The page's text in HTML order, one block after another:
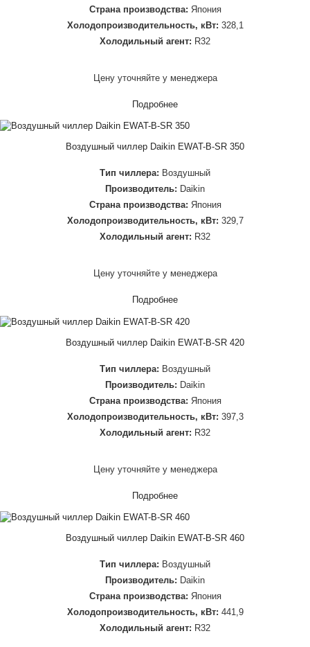
Страна производства: Япония
Холодопроизводительность, кВт: 328,1
Холодильный агент: R32
Цену уточняйте у менеджера
Подробнее
Воздушный чиллер Daikin EWAT-B-SR 350
Тип чиллера: Воздушный
Производитель: Daikin
Страна производства: Япония
Холодопроизводительность, кВт: 329,7
Холодильный агент: R32
Цену уточняйте у менеджера
Подробнее
Воздушный чиллер Daikin EWAT-B-SR 420
Тип чиллера: Воздушный
Производитель: Daikin
Страна производства: Япония
Холодопроизводительность, кВт: 397,3
Холодильный агент: R32
Цену уточняйте у менеджера
Подробнее
Воздушный чиллер Daikin EWAT-B-SR 460
Тип чиллера: Воздушный
Производитель: Daikin
Страна производства: Япония
Холодопроизводительность, кВт: 441,9
Холодильный агент: R32